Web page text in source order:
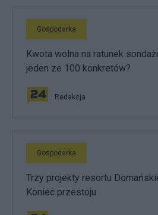
Gospodarka
Kwota wolna na ratunek
jeden ze 100 konkretów?
Redakcja
Gospodarka
Trzy projekty resortu
Koniec przestoju